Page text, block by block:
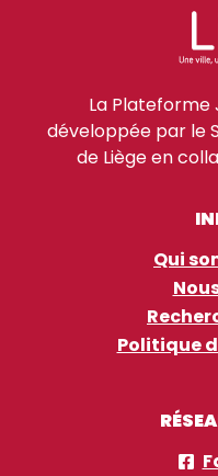
La Plateforme
développée par le
de Liège en
Qui
Politique